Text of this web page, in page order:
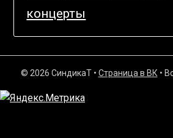
концерты
© 2026 СиндикаТ • Страница в ВК •